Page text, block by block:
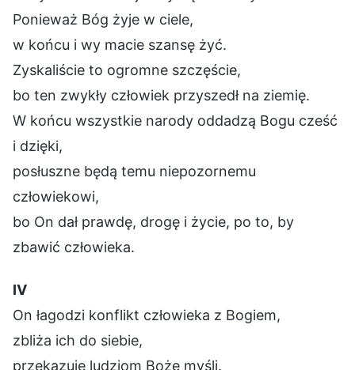
Ponieważ Bóg żyje w ciele,
w końcu i wy macie szansę żyć.
Zyskaliście to ogromne szczęście,
bo ten zwykły człowiek przyszedł na ziemię.
W końcu wszystkie narody oddadzą Bogu cześć
i dzięki,
posłuszne będą temu niepozornemu
człowiekowi,
bo On dał prawdę, drogę i życie, po to, by
zbawić człowieka.
Ⅳ
On łagodzi konflikt człowieka z Bogiem,
zbliża ich do siebie,
przekazuje ludziom Boże myśli.